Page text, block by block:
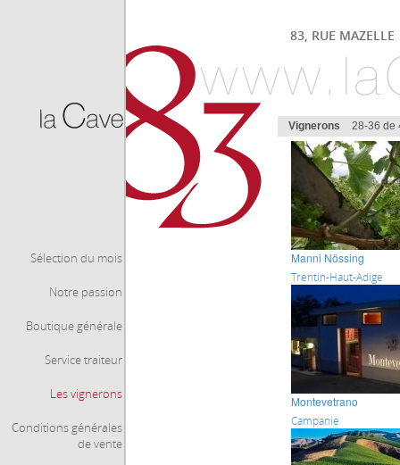
Sélection du mois
Notre passion
Boutique générale
Service traiteur
Les vignerons
Conditions générales
de vente
83, RUE
Vignerons 28-36 de
Manni Nössing
Trentin-Haut-Adige
Montevetrano
Campanie